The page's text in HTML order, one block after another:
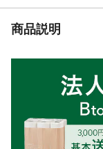
商品説明